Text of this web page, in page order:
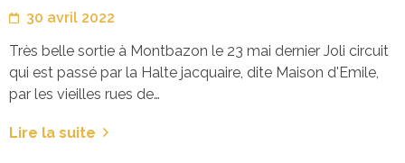
30 avril 2022
Très belle sortie à Montbazon le 23 mai dernier Joli circuit
qui est passé par la Halte jacquaire, dite Maison d'Emile,
par les vieilles rues de…
Lire la suite